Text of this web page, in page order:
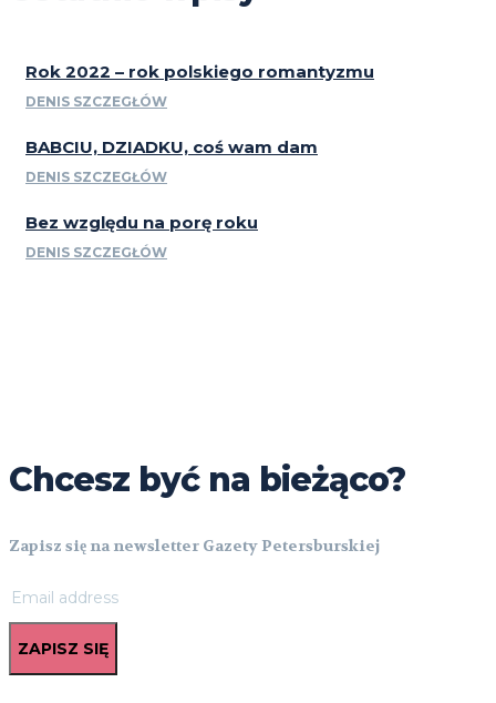
Rok 2022 – rok polskiego romantyzmu
DENIS SZCZEGŁÓW
BABCIU, DZIADKU, coś wam dam
DENIS SZCZEGŁÓW
Bez względu na porę roku
DENIS SZCZEGŁÓW
Chcesz być na bieżąco?
Zapisz się na newsletter Gazety Petersburskiej
ZAPISZ SIĘ